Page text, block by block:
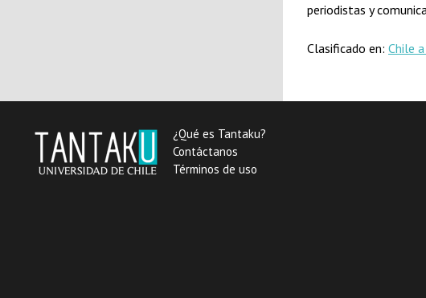
periodistas y
Clasificado en: Chile
¿Qué es Tantaku?
Contáctanos
Términos de uso